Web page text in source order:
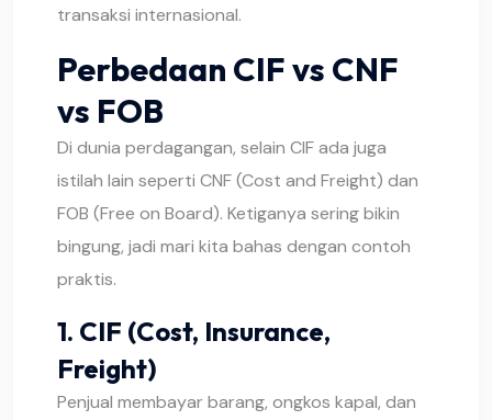
transaksi internasional.
Perbedaan CIF vs CNF
vs FOB
Di dunia perdagangan, selain CIF ada juga
istilah lain seperti CNF (Cost and Freight) dan
FOB (Free on Board). Ketiganya sering bikin
bingung, jadi mari kita bahas dengan contoh
praktis.
1. CIF (Cost, Insurance,
Freight)
Penjual membayar barang, ongkos kapal, dan